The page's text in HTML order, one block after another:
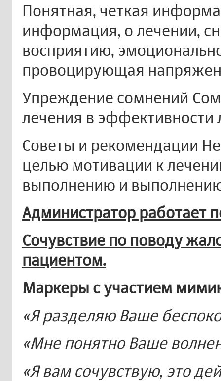
Понятная, четкая
информация, о лечении,
восприятию,
провоцирующая
Упреждение сомнений
лечения в
Советы и рекомендации
целью мотивации к
выполнению и
Администратор работает
Сочувствие по поводу
пациентом.
Маркеры с участием
«Я разделяю Ваше
«Мне понятно Ваше
«Я вам сочувствую, это